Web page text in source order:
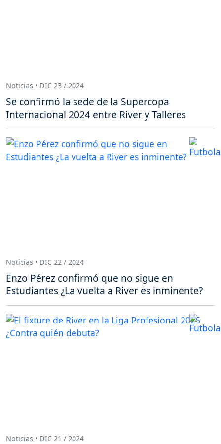
Noticias • DIC 23 / 2024
Se confirmó la sede de la Supercopa
Internacional 2024 entre River y Talleres
Noticias • DIC 22 / 2024
Enzo Pérez confirmó que no sigue en
Estudiantes ¿La vuelta a River es inminente?
Noticias • DIC 21 / 2024